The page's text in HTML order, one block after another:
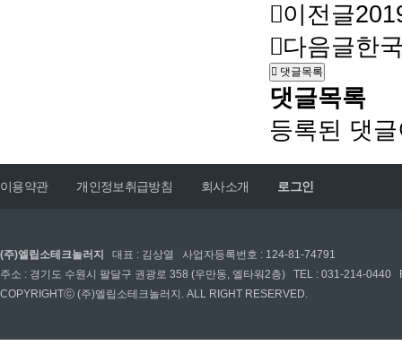
이전글
다음글한
댓글목록
댓글목록
등록된 댓
이용약관 개인정보취급방침 회사소개 로그인
(주)엘립소테크놀러지
대표 : 김상열 사업자등록번호 : 124-81-74791
주소 : 경기도 수원시 팔달구 권광로 358 (우만동, 엘타워2층) TEL : 031-214-
COPYRIGHTⓒ (주)엘립소테크놀러지. ALL RIGHT RESERVED.